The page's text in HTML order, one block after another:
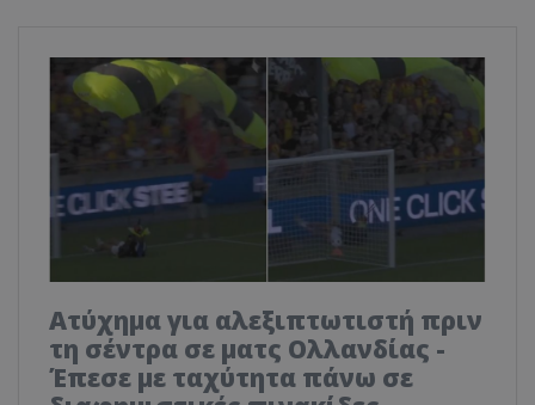
Ατύχημα για αλεξιπτωτιστή πριν
τη σέντρα σε ματς Ολλανδίας -
Έπεσε με ταχύτητα πάνω σε